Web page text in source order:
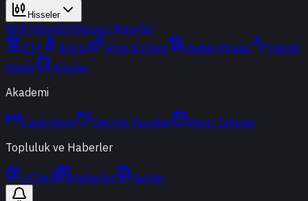
Hisseler
Yerli HisselerYabancı Hisseler
ETF
Kripto Altın & Döviz Vadeli Piyasa
Teknik
Analiz
Araçlar
Akademi
Canlı Yayın Geçmiş Yayınlar
Yayın Takvimi
Topluluk ve Haberler
t-Chat Haberler Yazılar